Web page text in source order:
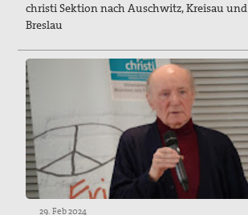
christi Sektion nach Auschwitz, Kreisau und
Breslau
29. Feb 2024